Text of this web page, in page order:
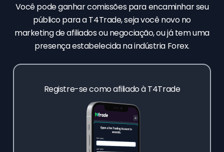
Você pode ganhar comissões para encaminhar seu
público para a T4Trade, seja você novo no
marketing de afiliados ou negociação, ou já tem uma
presença estabelecida na indústria Forex.
Registre-se como afiliado à T4Trade